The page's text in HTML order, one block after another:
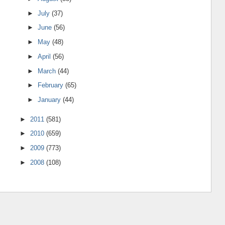
►July(37)
►June(56)
►
May(48)
►April(56)
► March(44)
►
February(65)
►January(44)
► 2011 (581)
► 2010 (659)
► 2009 (773)
► 2008 (108)